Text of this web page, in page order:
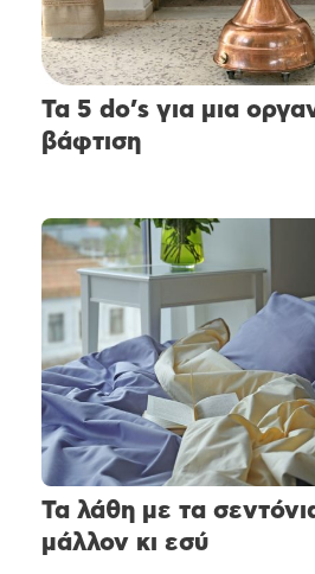
Τα 5 do’s για μια
βάφτιση
Τα λάθη με τα
μάλλον κι εσύ